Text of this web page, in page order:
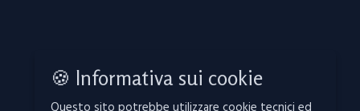
🍪 Informativa sui cookie
Questo sito potrebbe utilizzare cookie tecnici ed